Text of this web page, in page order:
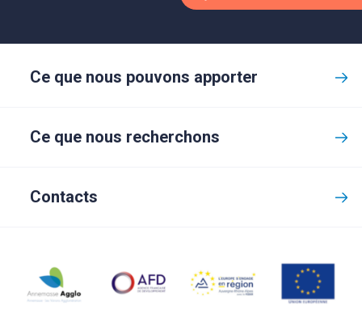
Ce que nous pouvons apporter
Ce que nous recherchons
Contacts